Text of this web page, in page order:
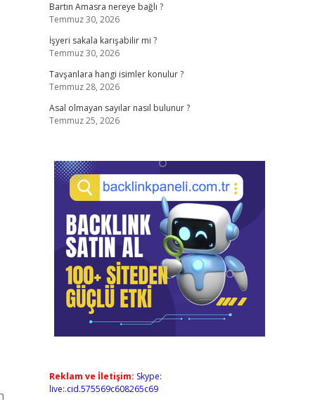
Bartın Amasra nereye bağlı ?
Temmuz 30, 2026
İşyeri sakala karışabilir mi ?
Temmuz 30, 2026
Tavşanlara hangi isimler konulur ?
Temmuz 28, 2026
Asal olmayan sayılar nasıl bulunur ?
Temmuz 25, 2026
Reklam ve İletişim: Skype:
live:.cid.575569c608265c69